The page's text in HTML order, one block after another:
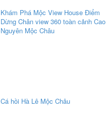
Khám Phá Mộc View House Điểm
Dừng Chân view 360 toàn cảnh Cao
Nguyên Mộc Châu
Cá hồi Hà Lê Mộc Châu